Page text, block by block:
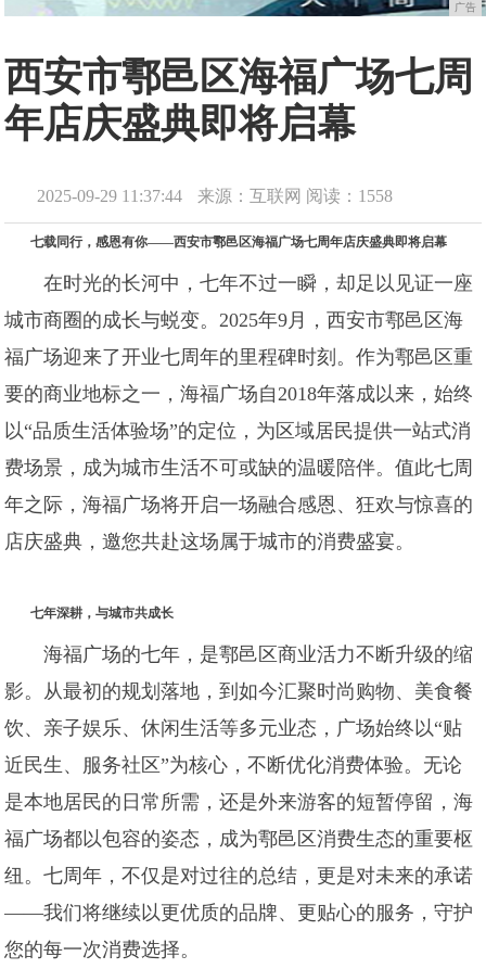
广告
西安市鄠邑区海福广场七周
年店庆盛典即将启幕
2025-09-29 11:37:44 来源：互联网 阅读：1558
七载同行，感恩有你——西安市鄠邑区海福广场七周年店庆盛典即将启幕
在时光的长河中，七年不过一瞬，却足以见证一座
城市商圈的成长与蜕变。2025年9月，西安市鄠邑区海
福广场迎来了开业七周年的里程碑时刻。作为鄠邑区重
要的商业地标之一，海福广场自2018年落成以来，始终
以“品质生活体验场”的定位，为区域居民提供一站式消
费场景，成为城市生活不可或缺的温暖陪伴。值此七周
年之际，海福广场将开启一场融合感恩、狂欢与惊喜的
店庆盛典，邀您共赴这场属于城市的消费盛宴。
七年深耕，与城市共成长
海福广场的七年，是鄠邑区商业活力不断升级的缩
影。从最初的规划落地，到如今汇聚时尚购物、美食餐
饮、亲子娱乐、休闲生活等多元业态，广场始终以“贴
近民生、服务社区”为核心，不断优化消费体验。无论
是本地居民的日常所需，还是外来游客的短暂停留，海
福广场都以包容的姿态，成为鄠邑区消费生态的重要枢
纽。七周年，不仅是对过往的总结，更是对未来的承诺
——我们将继续以更优质的品牌、更贴心的服务，守护
您的每一次消费选择。